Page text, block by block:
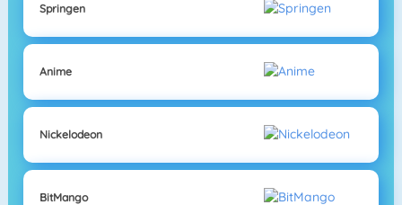
Springen
Anime
Nickelodeon
BitMango